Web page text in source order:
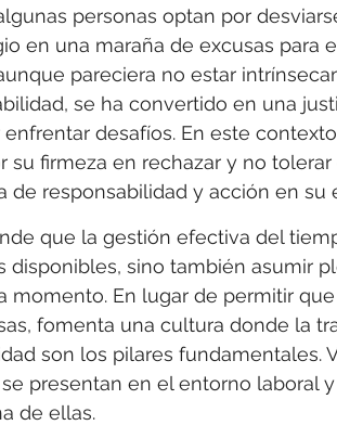
personas optan por
en una maraña de excusas para
pareciera no estar
se ha convertido en una
desafíos. En este
su firmeza en rechazar y no tolerar
de responsabilidad y acción en su
que la gestión efectiva del
disponibles, sino también asumir
momento. En lugar de permitir
fomenta una cultura donde la
son los pilares fundamentales.
presentan en el entorno laboral
de ellas.